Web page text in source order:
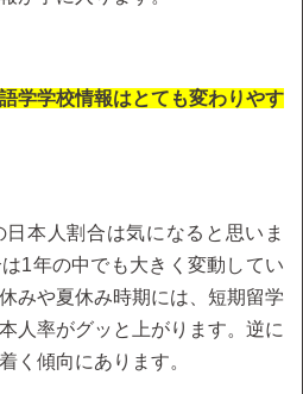
学学校情報はとても変わりやす
本人割合は気になると思いま
1年の中でも大きく変動してい
みや夏休み時期には、短期留学
人率がグッと上がります。逆に
く傾向にあります。